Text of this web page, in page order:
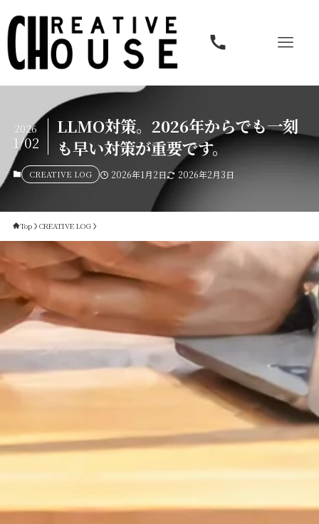
LLMO対策。2026年からでも一刻
も早い対策が重要です。
2026
1/02
CREATIVE LOG 2026年1月2日 2026年2月3日
Top CREATIVE LOG